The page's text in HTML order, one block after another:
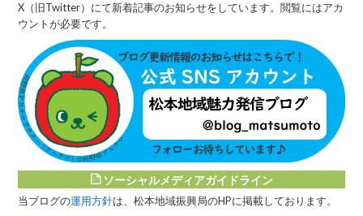
X（旧Twitter）にて新着記事のお知らせをしています。閲覧にはアカ
ウントが必要です。
ソーシャルメディアガイドライン
当ブログの運用方針は、松本地域振興局のHPに掲載しております。